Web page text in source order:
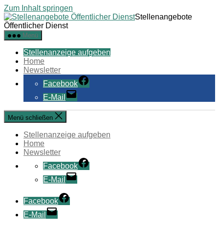
Zum Inhalt springen
Stellenangebote
Öffentlicher Dienst
Menü
Stellenanzeige aufgeben
Home
Newsletter
Facebook
E-Mail
Menü schließen
Stellenanzeige aufgeben
Home
Newsletter
Facebook
E-Mail
Facebook
E-Mail